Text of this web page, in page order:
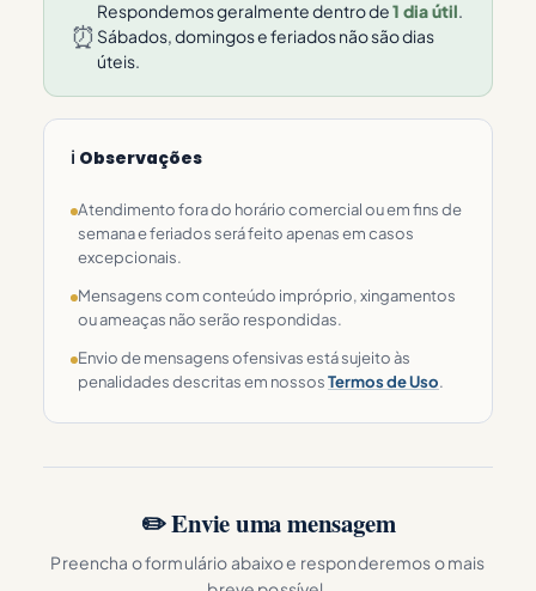
⏰
Respondemos geralmente dentro de1 dia útil.
Sábados, domingos e feriados não são dias
úteis.
ℹ️ Observações
Atendimento fora do horário comercial ou em fins de
semana e feriados será feito apenas em casos
excepcionais.
Mensagens com conteúdo impróprio, xingamentos
ou ameaças não serão respondidas.
Envio de mensagens ofensivas está sujeito às
penalidades descritas em nossosTermos de Uso.
✏️ Envie uma mensagem
Preencha o formulário abaixo e responderemos o mais